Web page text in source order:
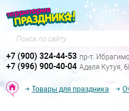
Поиск по сайту
+7 (900) 324-44-53 пр-т.
+7 (996) 900-40-04 Аделя Кутуя,
Товары для праздника